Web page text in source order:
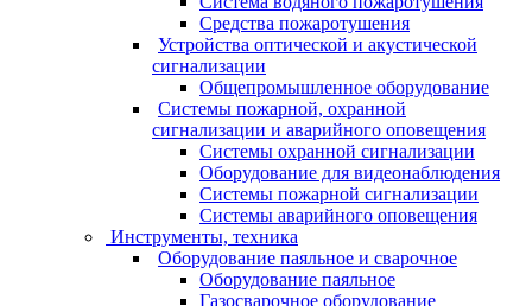
Средства пожаротушения
Устройства оптической и акустической
сигнализации
Общепромышленное оборудование
Системы пожарной, охранной
сигнализации и аварийного оповещения
Системы охранной сигнализации
Оборудование для видеонаблюдения
Системы пожарной сигнализации
Системы аварийного оповещения
Инструменты, техника
Оборудование паяльное и сварочное
Оборудование паяльное
Газосварочное оборудование